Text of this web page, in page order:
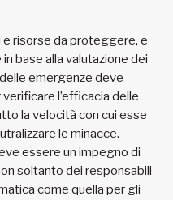
e risorse da proteggere, e
base alla valutazione dei
emergenze deve
l’efficacia delle
la velocità con cui esse
le minacce.
essere un impegno di
soltanto dei responsabili
come quella per gli